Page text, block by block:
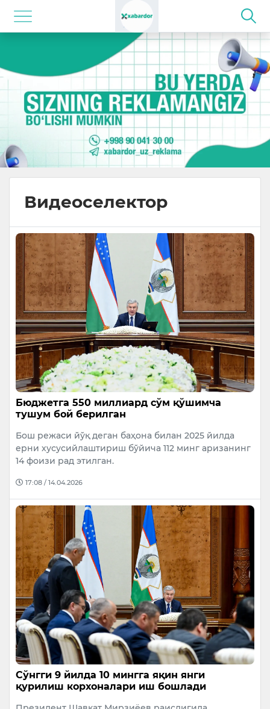
Видеоселектор
Бюджетга 550 миллиард сўм қўшимча
тушум бой берилган
Бош режаси йўқ деган баҳона билан 2025 йилда
ерни хусусийлаштириш бўйича 112 минг аризанинг
14 фоизи рад этилган.
17:08 / 14.04.2026
Сўнгги 9 йилда 10 мингга яқин янги
қурилиш корхоналари иш бошлади